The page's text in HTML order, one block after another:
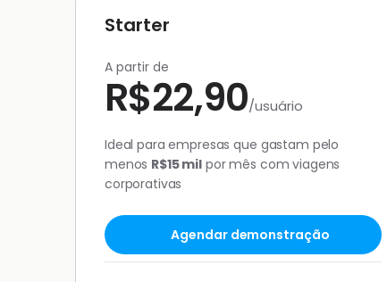
Starter
A partir de
R$22,90/usuário
Ideal para empresas que gastam pelo
menos R$15 mil por mês com viagens
corporativas
Agendar demonstração